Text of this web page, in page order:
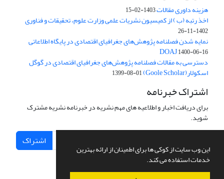
این وب سایت از کوکی ها برای اطمینان از ارائه بهترین
خدمات استفاده می کند.
هزینه داوری مقالات1403-02-15
اخذ رتبه (ب ) از کمیسیون نشریات علمی وزارت علوم، تحقیقات و فناوری
1402-11-26
نمایه شدن فصلنامه پژوهش‌های جغرافیای اقتصادی در پایگاه اطلاعاتی
DOAJ1400-06-16
دسترسی به مقالات فصلنامه پژوهش‌های جغرافیای اقتصادی در گوگل
اسکولار(Goole Scholar) 1399-08-01
اشتراک خبرنامه
برای دریافت اخبار و اطلاعیه های مهم نشریه در خبرنامه نشریه مشترک
شوید.
اشتراک